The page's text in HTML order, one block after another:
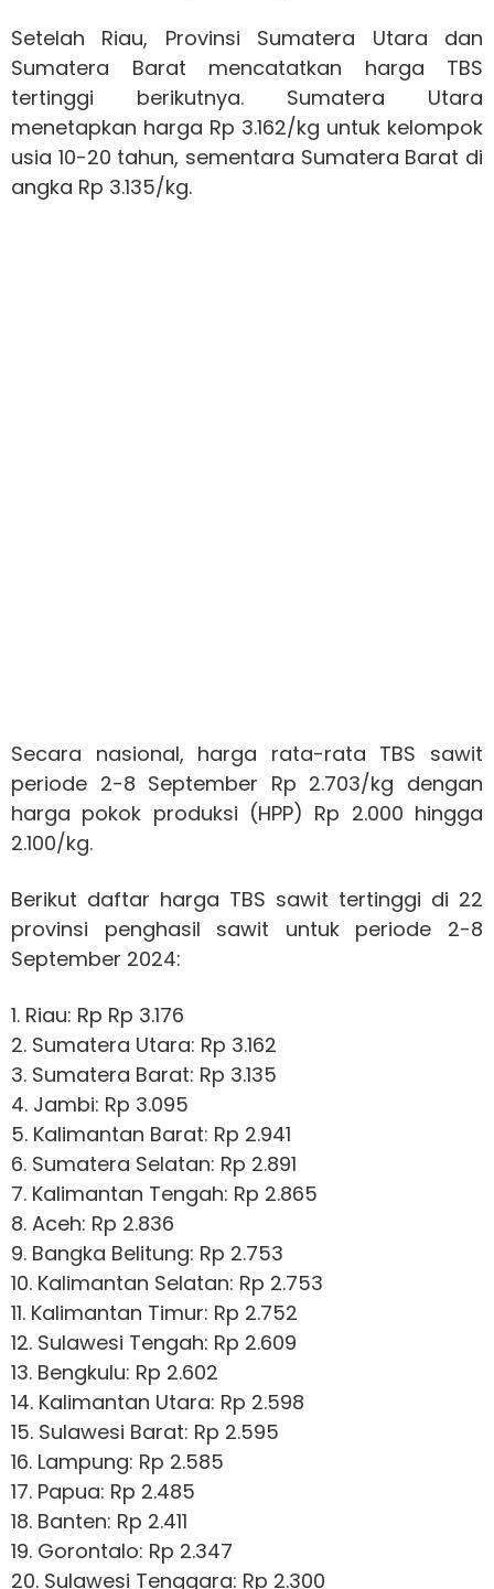
Setelah Riau, Provinsi Sumatera Utara dan
Sumatera Barat mencatatkan harga TBS
tertinggi berikutnya. Sumatera Utara
menetapkan harga Rp 3.162/kg untuk kelompok
usia 10-20 tahun, sementara Sumatera Barat di
angka Rp 3.135/kg.
Secara nasional, harga rata-rata TBS sawit
periode 2-8 September Rp 2.703/kg dengan
harga pokok produksi (HPP) Rp 2.000 hingga
2.100/kg.
Berikut daftar harga TBS sawit tertinggi di 22
provinsi penghasil sawit untuk periode 2-8
September 2024:
1. Riau: Rp Rp 3.176
2. Sumatera Utara: Rp 3.162
3. Sumatera Barat: Rp 3.135
4. Jambi: Rp 3.095
5. Kalimantan Barat: Rp 2.941
6. Sumatera Selatan: Rp 2.891
7. Kalimantan Tengah: Rp 2.865
8. Aceh: Rp 2.836
9. Bangka Belitung: Rp 2.753
10. Kalimantan Selatan: Rp 2.753
11. Kalimantan Timur: Rp 2.752
12. Sulawesi Tengah: Rp 2.609
13. Bengkulu: Rp 2.602
14. Kalimantan Utara: Rp 2.598
15. Sulawesi Barat: Rp 2.595
16. Lampung: Rp 2.585
17. Papua: Rp 2.485
18. Banten: Rp 2.411
19. Gorontalo: Rp 2.347
20. Sulawesi Tenggara: Rp 2.300